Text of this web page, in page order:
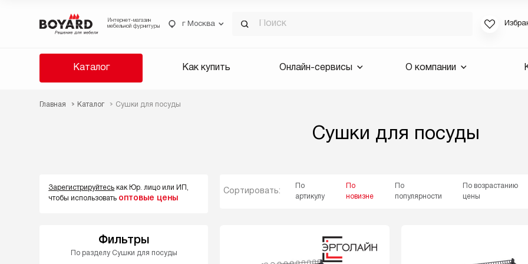
Интернет-магазин
мебельной фурнитуры
г Москва
Каталог Как купить Онлайн-сервисы О компании
Главная Каталог Сушки для посуды
Сушки для посуды
Зарегистрируйтесь как Юр. лицо или ИП,
чтобы использовать оптовые цены
Сортировать:
По
артикулу
По
новизне
По
популярности
По возрастанию
цены
Фильтры
По разделу Сушки для посуды
Если вы
для смены